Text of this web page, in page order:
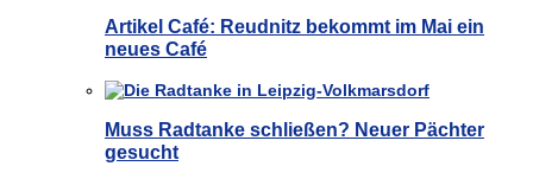
Artikel Café: Reudnitz bekommt im Mai ein
neues Café
Muss Radtanke schließen? Neuer Pächter
gesucht